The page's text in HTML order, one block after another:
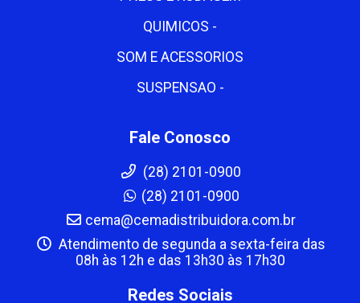
QUIMICOS -
SOM E ACESSORIOS
SUSPENSAO -
Fale Conosco
(28) 2101-0900
(28) 2101-0900
cema@cemadistribuidora.com.br
Atendimento de segunda a sexta-feira das
08h às 12h e das 13h30 às 17h30
Redes Sociais